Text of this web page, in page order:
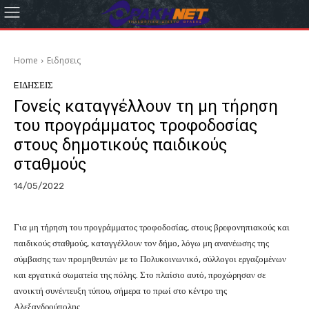
Home Eιδησεις
EΙΔΗΣΕΙΣ
Γονείς καταγγέλλουν τη μη τήρηση
του προγράμματος τροφοδοσίας
στους δημοτικούς παιδικούς
σταθμούς
14/05/2022
Για μη τήρηση του προγράμματος τροφοδοσίας, στους βρεφονηπιακούς και
παιδικούς σταθμούς, καταγγέλλουν τον δήμο, λόγω μη ανανέωσης της
σύμβασης των προμηθευτών με το Πολυκοινωνικό, σύλλογοι εργαζομένων
και εργατικά σωματεία της πόλης. Στο πλαίσιο αυτό, προχώρησαν σε
ανοικτή συνέντευξη τύπου, σήμερα το πρωί στο κέντρο της
Αλεξανδρούπολης.